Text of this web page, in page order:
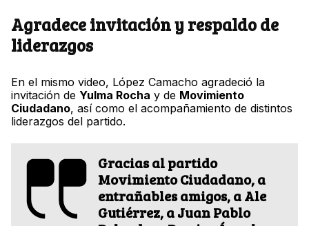
Agradece invitación y respaldo de
liderazgos
En el mismo video, López Camacho agradeció la
invitación de Yulma Rocha y de Movimiento
Ciudadano, así como el acompañamiento de distintos
liderazgos del partido.
Gracias al partido
Movimiento Ciudadano, a
entrañables amigos, a Ale
Gutiérrez, a Juan Pablo